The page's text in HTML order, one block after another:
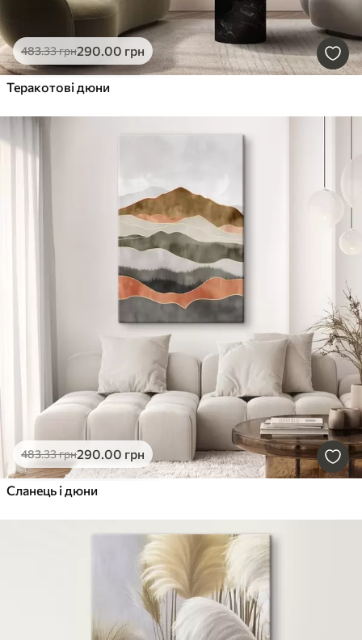
483.33грн290.00 грн
Теракотові дюни
483.33грн290.00 грн
Сланець і дюни